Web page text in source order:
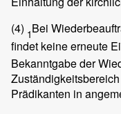
(4) 1Bei
findet keine erneute
Bekanntgabe der
Prädikanten in